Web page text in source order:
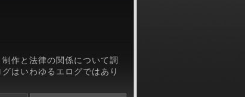
作と法律の関係について調
はいわゆるエログではあり